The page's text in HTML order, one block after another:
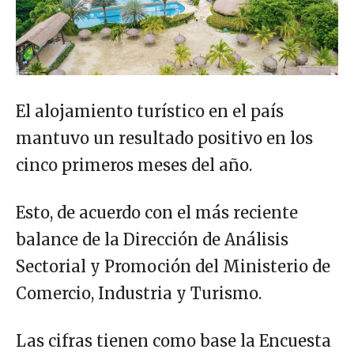
El alojamiento turístico en el país
mantuvo un resultado positivo en los
cinco primeros meses del año.
Esto, de acuerdo con el más reciente
balance de la Dirección de Análisis
Sectorial y Promoción del Ministerio de
Comercio, Industria y Turismo.
Las cifras tienen como base la Encuesta